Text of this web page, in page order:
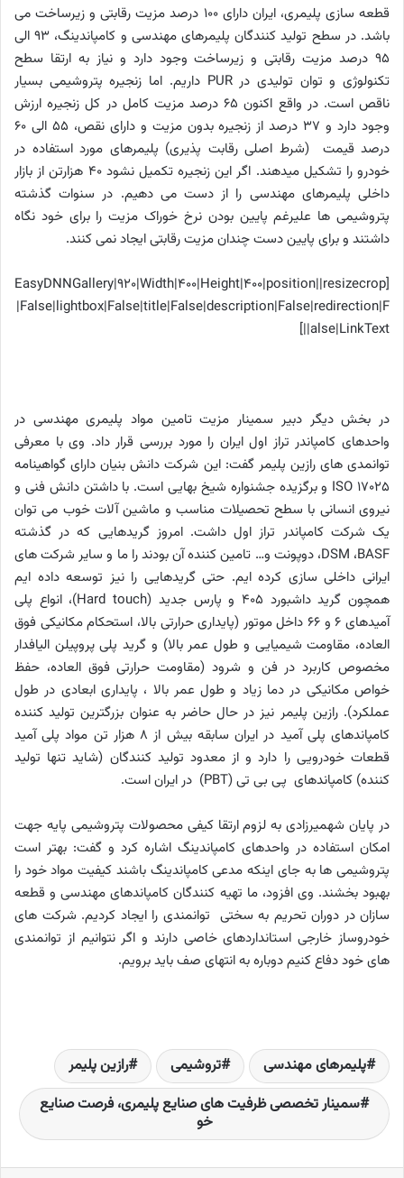
قطعه سازی پلیمری، ایران دارای 100 درصد مزیت رقابتی و زیرساخت می
باشد. در سطح تولید کنندگان پلیمرهای مهندسی و کامپاندینگ، 93 الی
95 درصد مزیت رقابتی و زیرساخت وجود دارد و نیاز به ارتقا سطح
تکنولوژی و توان تولیدی درPUR داریم. اما زنجیره پتروشیمی بسیار
ناقص است. در واقع اکنون 65 درصد مزیت کامل در کل زنجیره ارزش
وجود دارد و 37 درصد از زنجیره بدون مزیت و دارای نقص، 55 الی 60
درصد قیمت (شرط اصلی رقابت پذیری) پلیمرهای مورد استفاده در
خودرو را تشکیل میدهند. اگر این زنجیره تکمیل نشود 40 هزارتن از بازار
داخلی پلیمرهای مهندسی را از دست می دهیم. در سنوات گذشته
پتروشیمی ها علیرغم پایین بودن نرخ خوراک مزیت را برای خود نگاه
داشتند و برای پایین دست چندان مزیت رقابتی ایجاد نمی کنند.
[EasyDNNGallery|920|Width|400|Height|400|position||resizecrop
|False|lightbox|False|title|False|description|False|redirection|F
alse|LinkText||]
در بخش دیگر دبیر سمینار مزیت تامین مواد پلیمری مهندسی در
واحدهای کامپاندر تراز اول ایران را مورد بررسی قرار داد. وی با معرفی
توانمدی های رازین پلیمر گفت: این شرکت دانش بنیان دارای گواهینامه
ISO 17025 و برگزیده جشنواره شیخ بهایی است. با داشتن دانش فنی و
نیروی انسانی با سطح تحصیلات مناسب و ماشین آلات خوب می توان
یک شرکت کامپاندر تراز اول داشت. امروز گریدهایی که در گذشته
BASF، DSM، دوپونت و… تامین کننده آن بودند را ما و سایر شرکت های
ایرانی داخلی سازی کرده ایم. حتی گریدهایی را نیز توسعه داده ایم
همچون گرید داشبورد 405 و پارس جدید
(Hard touch)، انواع پلی
آمیدهای 6 و 66 داخل موتور (پایداری حرارتی بالا، استحکام مکانیکی فوق
العاده، مقاومت شیمیایی و طول عمر بالا) و گرید پلی پروپیلن الیافدار
مخصوص کاربرد در فن و شرود (مقاومت حرارتی فوق العاده، حفظ
خواص مکانیکی در دما زیاد و طول عمر بالا ، پایداری ابعادی در طول
عملکرد). رازین پلیمر نیز در حال حاضر به عنوان بزرگترین تولید کننده
کامپاندهای پلی آمید در ایران سابقه بیش از 8 هزار تن مواد پلی آمید
قطعات خودرویی را دارد و از معدود تولید کنندگان (شاید تنها تولید
کننده) کامپاندهای پی بی تی(PBT) در ایران است.
در پایان شهمیرزادی به لزوم ارتقا کیفی محصولات پتروشیمی پایه جهت
امکان استفاده در واحدهای کامپاندینگ اشاره کرد و گفت: بهتر است
پتروشیمی ها به جای اینکه مدعی کامپاندینگ باشند کیفیت مواد خود را
بهبود بخشند. وی افزود، ما تهیه کنندگان کامپاندهای مهندسی و قطعه
سازان در دوران تحریم به سختی توانمندی را ایجاد کردیم. شرکت های
خودروساز خارجی استانداردهای خاصی دارند و اگر نتوانیم از توانمندی
های خود دفاع کنیم دوباره به انتهای صف باید برویم.
پلیمرهای مهندسی تروشیمی
رازین پلیمر
سمینار تخصصی ظرفیت های صنایع پلیمری، فرصت صنایع
خو